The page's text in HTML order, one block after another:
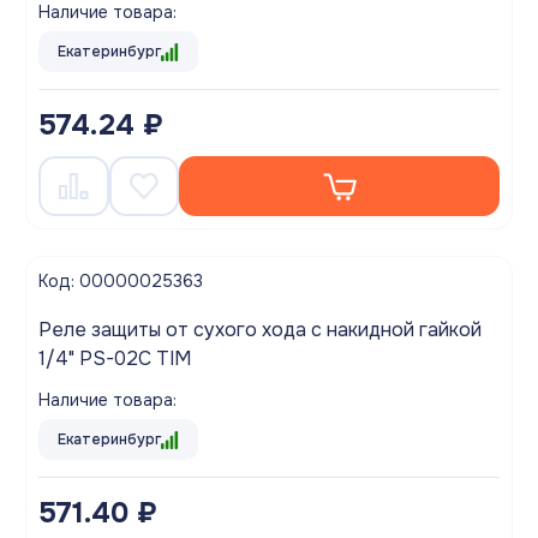
Наличие товара:
Екатеринбург
574.24 ₽
Код: 00000025363
Реле защиты от сухого хода с накидной гайкой
1/4" PS-02C TIM
Наличие товара:
Екатеринбург
571.40 ₽